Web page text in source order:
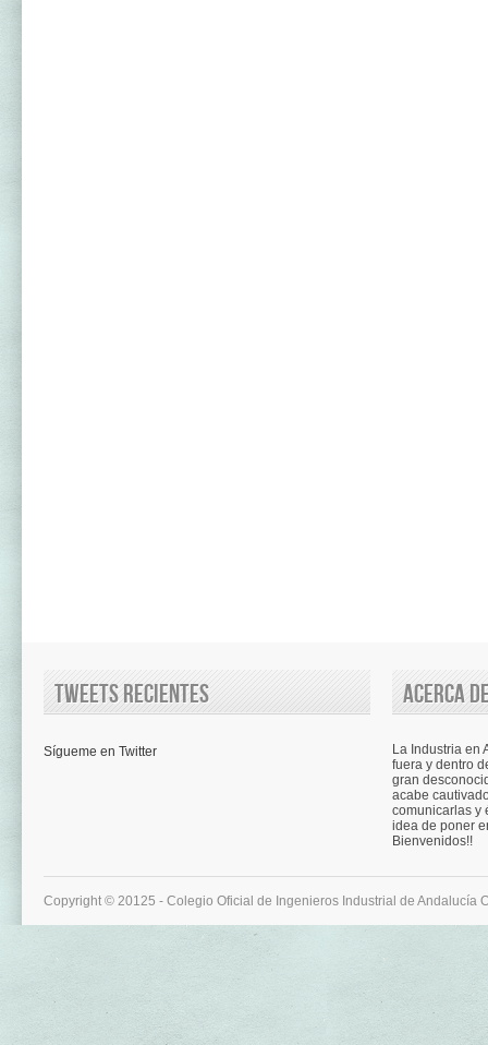
Tweets recientes
Sígueme en Twitter
Acerca
La Industria en
fuera y dentro
gran
acabe
comunicarlas y
idea de poner
Bienvenidos!!
Copyright © 20125 - Colegio Oficial de Ingenieros Industrial de Andalucía